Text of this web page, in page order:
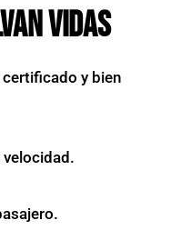
vidas
y bien